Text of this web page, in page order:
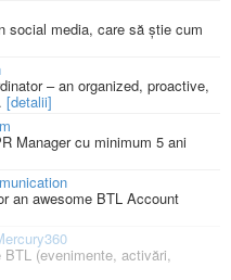
social media, care să știe cum
– an organized, proactive,
[detalii]
Manager cu minimum 5 ani
an awesome BTL Account
(evenimente, activări,